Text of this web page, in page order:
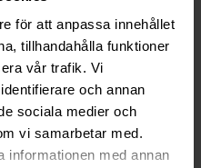
för att anpassa innehållet
tillhandahålla funktioner
vår trafik. Vi
och annan
sociala medier och
vi samarbetar med.
informationen med annan
och svar